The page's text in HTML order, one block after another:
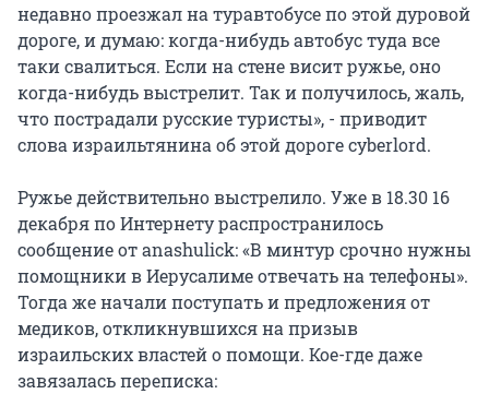
недавно проезжал на туравтобусе по этой дуровой
дороге, и думаю: когда-нибудь автобус туда все
таки свалиться. Если на стене висит ружье, оно
когда-нибудь выстрелит. Так и получилось, жаль,
что пострадали русские туристы», - приводит
слова израильтянина об этой дороге cyberlord.
Ружье действительно выстрелило. Уже в 18.30 16
декабря по Интернету распространилось
сообщение от anashulick: «В минтур срочно нужны
помощники в Иерусалиме отвечать на телефоны».
Тогда же начали поступать и предложения от
медиков, откликнувшихся на призыв
израильских властей о помощи. Кое-где даже
завязалась переписка: